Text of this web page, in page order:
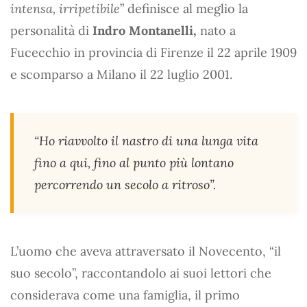
intensa, irripetibile” definisce al meglio la
personalità di Indro Montanelli, nato a
Fucecchio in provincia di Firenze il 22 aprile 1909
e scomparso a Milano il 22 luglio 2001.
“Ho riavvolto il nastro di una lunga vita
fino a qui, fino al punto più lontano
percorrendo un secolo a ritroso”.
L’uomo che aveva attraversato il Novecento, “il
suo secolo”, raccontandolo ai suoi lettori che
considerava come una famiglia, il primo